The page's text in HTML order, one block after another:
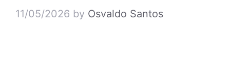
11/05/2026 by Osvaldo Santos